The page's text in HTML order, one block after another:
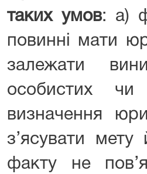
таких умов: а)
повинні мати
залежати
особистих
визначення
з’ясувати мету
факту не